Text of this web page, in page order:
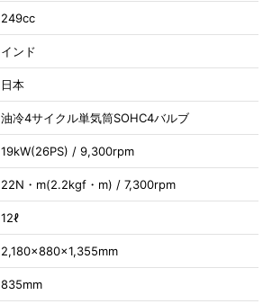
249cc
インド
日本
油冷4サイクル単気筒SOHC4バルブ
19kW(26PS) / 9,300rpm
22N・m(2.2kgf・m) / 7,300rpm
12ℓ
2,180×880×1,355mm
835mm